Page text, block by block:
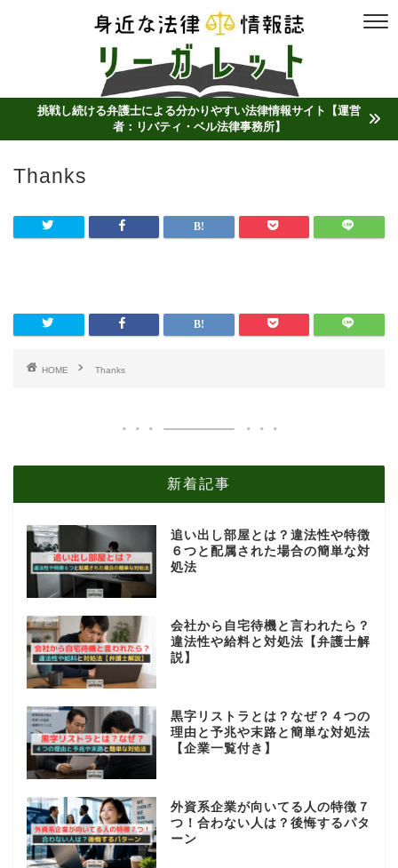
挑戦し続ける弁護士による分かりやすい法律情報サイト【運営
者：リバティ・ベル法律事務所】
Thanks
HOME Thanks
新着記事
追い出し部屋とは？違法性や特徴
６つと配属された場合の簡単な対
処法
会社から自宅待機と言われたら？
違法性や給料と対処法【弁護士解
説】
黒字リストラとは？なぜ？４つの
理由と予兆や末路と簡単な対処法
【企業一覧付き】
外資系企業が向いてる人の特徴７
つ！合わない人は？後悔するパタ
ーン